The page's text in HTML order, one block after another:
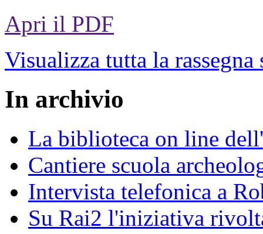
Apri il PDF
Visualizza tutta la rassegna
In archivio
La biblioteca on line
Cantiere scuola
Intervista telefonica a
Su Rai2 l'iniziativa